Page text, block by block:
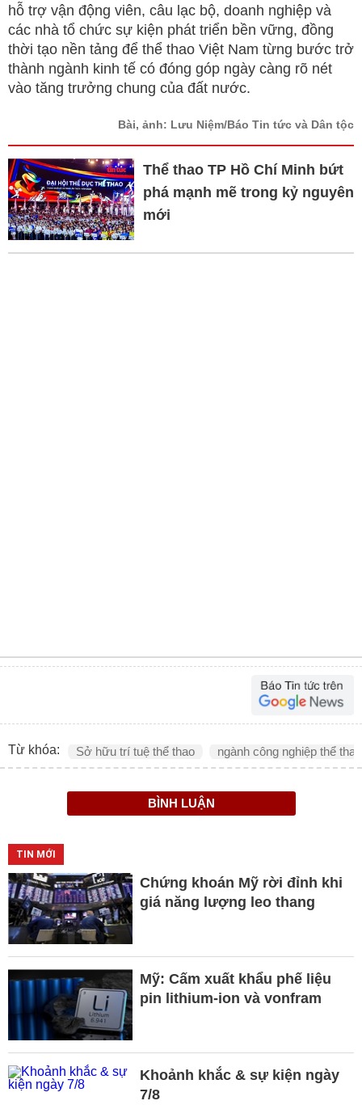
hỗ trợ vận động viên, câu lạc bộ, doanh nghiệp và
các nhà tổ chức sự kiện phát triển bền vững, đồng
thời tạo nền tảng để thể thao Việt Nam từng bước trở
thành ngành kinh tế có đóng góp ngày càng rõ nét
vào tăng trưởng chung của đất nước.
Bài, ảnh: Lưu Niệm/Báo Tin tức và Dân tộc
Thể thao TP Hồ Chí Minh bứt
phá mạnh mẽ trong kỷ nguyên
mới
Từ khóa: Sở hữu trí tuệ thể thao ngành công nghiệp thể thao
BÌNH LUẬN
TIN MỚI
Chứng khoán Mỹ rời đỉnh khi
giá năng lượng leo thang
Mỹ: Cấm xuất khẩu phế liệu
pin lithium-ion và vonfram
Khoảnh khắc & sự kiện ngày
7/8